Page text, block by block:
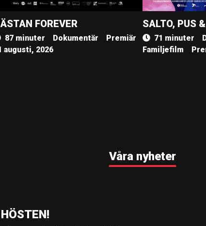
FOREVER
87 minuter Dokumentär
Premiär
augusti, 2026
SALTO, PUS
71 minuter
Familjefilm
Våra nyheter